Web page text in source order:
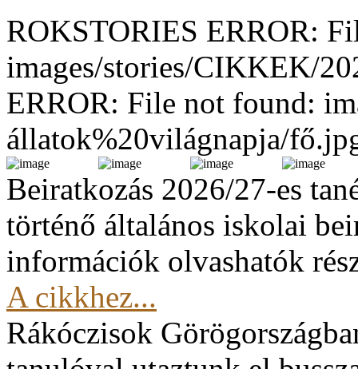
ROKSTORIES ERROR:
images/stories/CIKKEK/
ERROR: File not found:
állatok%20világnapja/
Beiratkozás 2026/27-es
történő általános iskolai
információk olvashatók
A cikkhez...
Rákóczisok